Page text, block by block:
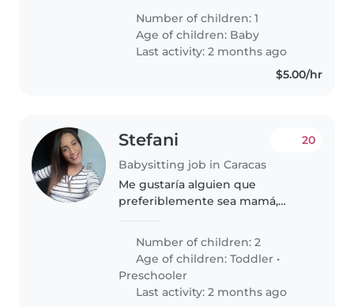
conservadores y busco una
niñera que empiece con
nosotros desde las primeras
semanas de vida de..
Number of children: 1
Age of children: Baby
Last activity: 2 months ago
$5.00/hr
Stefani
Babysitting job in Caracas
20
Me gustaría alguien que
preferiblemente sea mamá,
niños como su fueran suyos.
Number of children: 2
Age of children:Toddler •
Preschooler
Last activity: 2 months ago